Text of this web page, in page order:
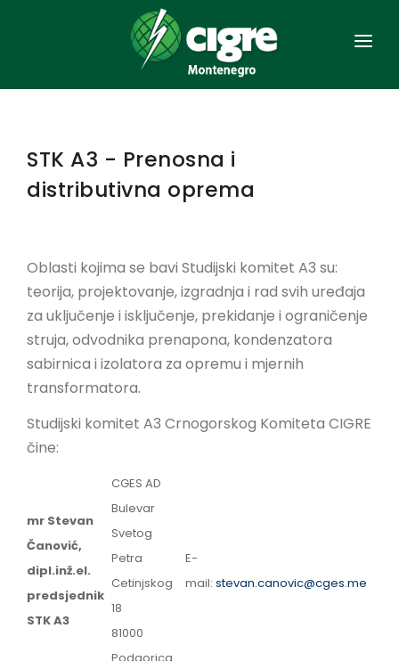
NASLOVNA
SAVJETOVANJA
EES CRNE GORE
KONTAKT
LINKOVI
EN
STK A3 - Prenosna i
distributivna oprema
Oblasti kojima se bavi Studijski komitet A3 su:
teorija, projektovanje, izgradnja i rad svih uređaja
za uključenje i isključenje, prekidanje i ograničenje
struja, odvodnika prenapona, kondenzatora
sabirnica i izolatora za opremu i mjernih
transformatora.
Studijski komitet A3 Crnogorskog Komiteta CIGRE
čine:
mr Stevan
Čanović,
dipl.inž.el.
predsjednik
STK A3
CGES AD
Bulevar
Svetog
Petra
Cetinjskog
18
81000
E-
mail: stevan.canovic@cges.me